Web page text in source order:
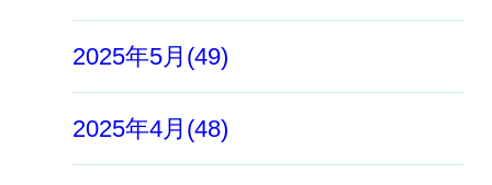
2025年5月(49)
2025年4月(48)